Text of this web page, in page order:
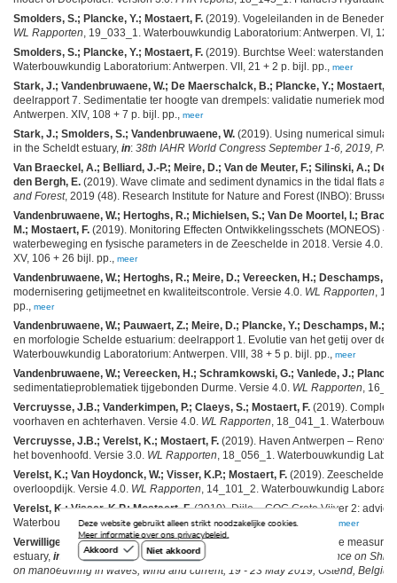
Smolders, S.; Plancke, Y.; Mostaert, F. (2019). Vogeleilanden in de Beneden
WL Rapporten , 19_033_1. Waterbouwkundig Laboratorium: Antwerpen. VI, 12
Smolders, S.; Plancke, Y.; Mostaert, F. (2019). Burchtse Weel: waterstanden
Waterbouwkundig Laboratorium: Antwerpen. VII, 21 + 2 p. bijl. pp.,
meer
Stark, J.; Vandenbruwaene, W.; De Maerschalck, B.; Plancke, Y.; Mostaert, F.
deelrapport 7. Sedimentatie ter hoogte van drempels: validatie numeriek
Antwerpen. XIV, 108 + 7 p. bijl. pp.,
meer
Stark, J.; Smolders, S.; Vandenbruwaene, W. (2019). Using numerical
in the Scheldt estuary, in: 38th IAHR World Congress September 1-6, 2019,
Van Braeckel, A.; Belliard, J.-P.; Meire, D.; Van de Meuter, F.; Silinski, A.;
den Bergh, E. (2019). Wave climate and sediment dynamics in the tidal flats
and Forest, 2019 (48). Research Institute for Nature and Forest (INBO):
Vandenbruwaene, W.; Hertoghs, R.; Michielsen, S.; Van De Moortel, I.;
M.; Mostaert, F. (2019). Monitoring Effecten Ontwikkelingsschets (MONEOS)
waterbeweging en fysische parameters in de Zeeschelde in 2018. Versie 4.0.
XV, 106 + 26 bijl. pp.,
meer
Vandenbruwaene, W.; Hertoghs, R.; Meire, D.; Vereecken, H.; Deschamps,
modernisering getijmeetnet en kwaliteitscontrole. Versie 4.0. WL Rapporten ,
pp.,
meer
Vandenbruwaene, W.; Pauwaert, Z.; Meire, D.; Plancke, Y.; Deschamps, M.;
en morfologie Schelde estuarium: deelrapport 1. Evolutie van het getij over de
Waterbouwkundig Laboratorium: Antwerpen. VIII, 38 + 5 p. bijl. pp.,
meer
Vandenbruwaene, W.; Vereecken, H.; Schramkowski, G.; Vanlede, J.;
sedimentatieproblematiek tijgebonden Durme. Versie 4.0. WL Rapporten ,
Vercruysse, J.B.; Vanderkimpen, P.; Claeys, S.; Mostaert, F. (2019). Complex
voorhaven en achterhaven. Versie 4.0. WL Rapporten , 18_041_1.
Vercruysse, J.B.; Verelst, K.; Mostaert, F. (2019). Haven Antwerpen –
het bovenhoofd. Versie 3.0. WL Rapporten , 18_056_1. Waterbouwkundig
Verelst, K.; Van Hoydonck, W.; Visser, K.P.; Mostaert, F. (2019). Zeeschelde -
overloopdijk. Versie 4.0. WL Rapporten , 14_101_2. Waterbouwkundig
Verelst, K.; Visser, K.P.; Mostaert, F.(2019). Dijle – GOG Grote Vijver 2:
Waterbouwkundig Laboratorium: Antwerpen. VII, 19 + 12 p. bijl. pp.,
meer
Verwilligen, J.; Eloot, K.; Mansuy, M.; Vantorre, M.
(2019). Full-scale
estuary, in : Candries, M. et al. 5th MASHCON International Conference on
on manoeuvring in waves, wind and current, 19 - 23 May 2019, Ostend,
Deze website gebruikt alleen strikt noodzakelijke cookies.
Meer informatie over ons privacybeleid.
Akkoord
Niet akkoord